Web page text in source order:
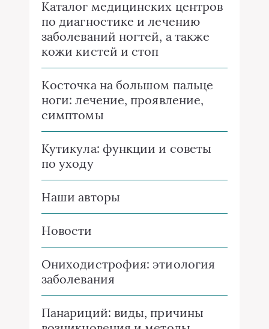
Каталог медицинских центров
по диагностике и лечению
заболеваний ногтей, а также
кожи кистей и стоп
Косточка на большом пальце
ноги: лечение, проявление,
симптомы
Кутикула: функции и советы
по уходу
Наши авторы
Новости
Ониходистрофия: этиология
заболевания
Панариций: виды, причины